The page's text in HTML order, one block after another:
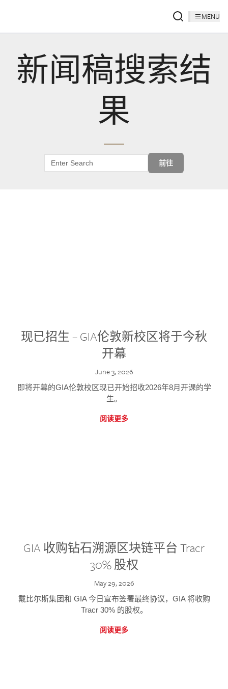
MENU
新闻稿搜索结
果
前往
现已招生 – GIA伦敦新校区将于今秋
开幕
June 3, 2026
即将开幕的GIA伦敦校区现已开始招收2026年8月开课的学
生。
阅读更多
GIA 收购钻石溯源区块链平台 Tracr
30% 股权
May 29, 2026
戴比尔斯集团和 GIA 今日宣布签署最终协议，GIA 将收购
Tracr 30% 的股权。
阅读更多